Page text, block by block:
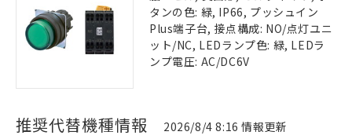
タンの色: 緑, IP66, プッシュイン
Plus端子台, 接点構成: NO/点灯ユニ
ット/NC, LEDランプ色: 緑, LEDラ
ンプ電圧: AC/DC6V
推奨代替機種情報 2026/8/4 8:16 情報更新